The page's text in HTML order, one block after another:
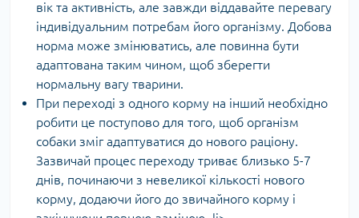
вік та активність, але завжди віддавайте перевагу
індивідуальним потребам його організму. Добова
норма може змінюватись, але повинна бути
адаптована таким чином, щоб зберегти
нормальну вагу тварини.
При переході з одного корму на інший необхідно
робити це поступово для того, щоб організм
собаки зміг адаптуватися до нового раціону.
Зазвичай процес переходу триває близько 5-7
днів, починаючи з невеликої кількості нового
корму, додаючи його до звичайного корму і